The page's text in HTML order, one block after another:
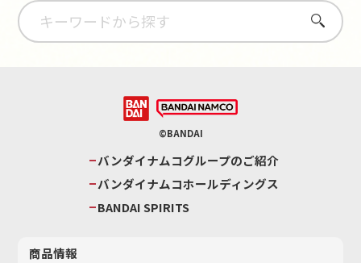
さがす
©BANDAI
バンダイナムコグループのご紹介
バンダイナムコホールディングス
BANDAI SPIRITS
商品情報